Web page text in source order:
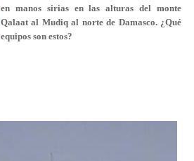
en manos sirias en las alturas del monte
Qalaat al Mudiq al norte de Damasco. ¿Qué
equipos son estos?